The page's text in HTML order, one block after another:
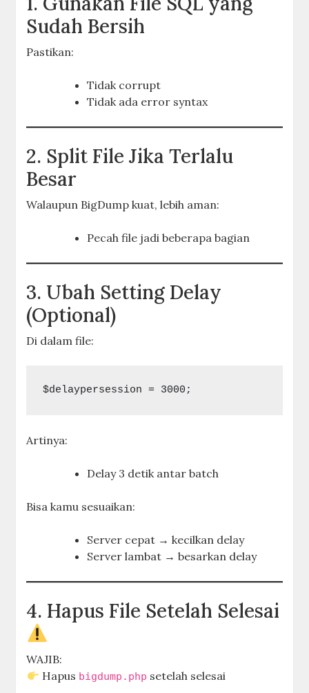
Sudah Bersih
Pastikan:
Tidak corrupt
Tidak ada error syntax
2. Split File Jika Terlalu
Besar
Walaupun BigDump kuat, lebih aman:
Pecah file jadi beberapa bagian
3. Ubah Setting Delay
(Optional)
Di dalam file:
$delaypersession = 3000;
Artinya:
Delay 3 detik antar batch
Bisa kamu sesuaikan:
Server cepat → kecilkan delay
Server lambat → besarkan delay
4. Hapus File Setelah Selesai
WAJIB:
Hapus bigdump.php setelah selesai